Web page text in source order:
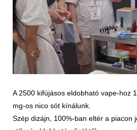
A 2500 kifújásos eldobható vape-hoz
mg-os nico sót kínálunk.
Szép dizájn, 100%-ban eltér a piacon